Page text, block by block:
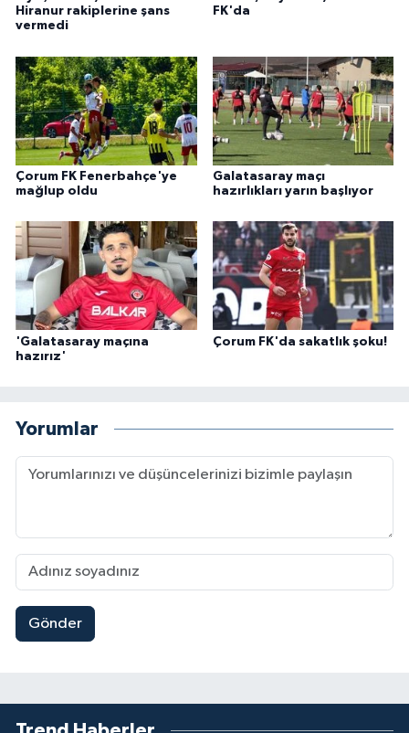
Hiranur rakiplerine şans
vermedi
FK'da
Çorum FK Fenerbahçe'ye
mağlup oldu
Galatasaray maçı
hazırlıkları yarın başlıyor
'Galatasaray maçına
hazırız'
Çorum FK'da sakatlık şoku!
Yorumlar
Gönder